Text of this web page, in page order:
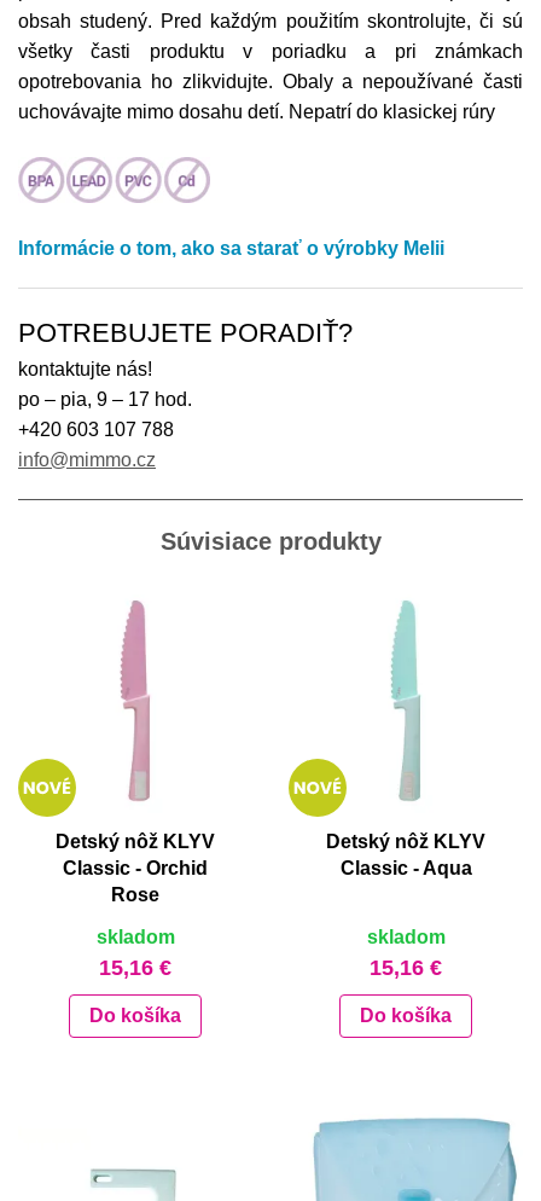
obsah studený. Pred každým použitím skontrolujte, či sú
všetky časti produktu v poriadku a pri známkach
opotrebovania ho zlikvidujte. Obaly a nepoužívané časti
uchovávajte mimo dosahu detí. Nepatrí do klasickej rúry
Informácie o tom, ako sa starať o výrobky Melii
POTREBUJETE PORADIŤ?
kontaktujte nás!
po – pia, 9 – 17 hod.
+420 603 107 788
info@mimmo.cz
Súvisiace produkty
Detský nôž KLYV
Classic - Orchid
Rose
skladom
15,16 €
Do košíka
Detský nôž KLYV
Classic - Aqua
skladom
15,16 €
Do košíka